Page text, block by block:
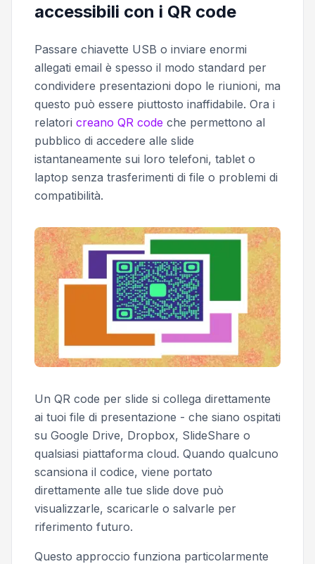
accessibili con i QR code
Passare chiavette USB o inviare enormi
allegati email è spesso il modo standard per
condividere presentazioni dopo le riunioni, ma
questo può essere piuttosto inaffidabile. Ora i
relatori creano QR code che permettono al
pubblico di accedere alle slide
istantaneamente sui loro telefoni, tablet o
laptop senza trasferimenti di file o problemi di
compatibilità.
Un QR code per slide si collega direttamente
ai tuoi file di presentazione - che siano ospitati
su Google Drive, Dropbox, SlideShare o
qualsiasi piattaforma cloud. Quando qualcuno
scansiona il codice, viene portato
direttamente alle tue slide dove può
visualizzarle, scaricarle o salvarle per
riferimento futuro.
Questo approccio funziona particolarmente